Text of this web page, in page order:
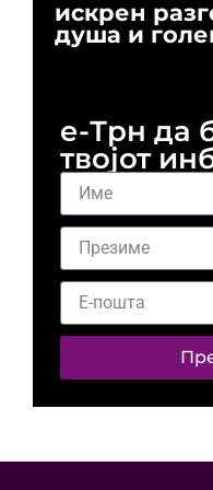
искрен
душа и
е-Трн да
твојот